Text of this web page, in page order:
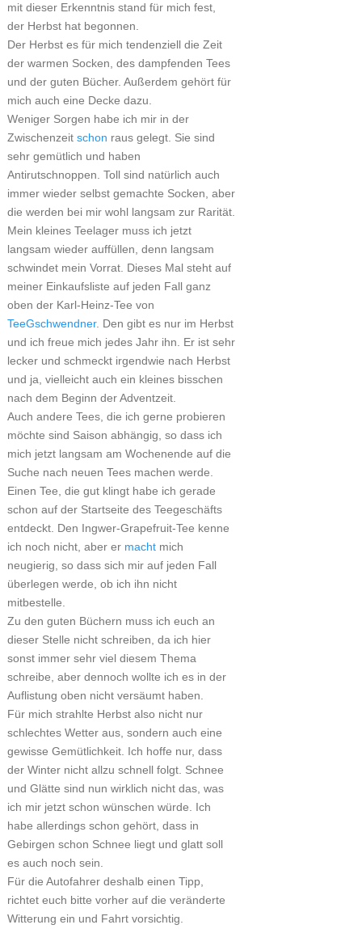
mit dieser Erkenntnis stand für mich fest,
der Herbst hat begonnen.
Der Herbst es für mich tendenziell die Zeit
der warmen Socken, des dampfenden Tees
und der guten Bücher. Außerdem gehört für
mich auch eine Decke dazu.
Weniger Sorgen habe ich mir in der
Zwischenzeit schon raus gelegt. Sie sind
sehr gemütlich und haben
Antirutschnoppen. Toll sind natürlich auch
immer wieder selbst gemachte Socken, aber
die werden bei mir wohl langsam zur Rarität.
Mein kleines Teelager muss ich jetzt
langsam wieder auffüllen, denn langsam
schwindet mein Vorrat. Dieses Mal steht auf
meiner Einkaufsliste auf jeden Fall ganz
oben der Karl-Heinz-Tee von
TeeGschwendner. Den gibt es nur im Herbst
und ich freue mich jedes Jahr ihn. Er ist sehr
lecker und schmeckt irgendwie nach Herbst
und ja, vielleicht auch ein kleines bisschen
nach dem Beginn der Adventzeit.
Auch andere Tees, die ich gerne probieren
möchte sind Saison abhängig, so dass ich
mich jetzt langsam am Wochenende auf die
Suche nach neuen Tees machen werde.
Einen Tee, die gut klingt habe ich gerade
schon auf der Startseite des Teegeschäfts
entdeckt. Den Ingwer-Grapefruit-Tee kenne
ich noch nicht, aber er machtmich
neugierig, so dass sich mir auf jeden Fall
überlegen werde, ob ich ihn nicht
mitbestelle.
Zu den guten Büchern muss ich euch an
dieser Stelle nicht schreiben, da ich hier
sonst immer sehr viel diesem Thema
schreibe, aber dennoch wollte ich es in der
Auflistung oben nicht versäumt haben.
Für mich strahlte Herbst also nicht nur
schlechtes Wetter aus, sondern auch eine
gewisse Gemütlichkeit. Ich hoffe nur, dass
der Winter nicht allzu schnell folgt. Schnee
und Glätte sind nun wirklich nicht das, was
ich mir jetzt schon wünschen würde. Ich
habe allerdings schon gehört, dass in
Gebirgen schon Schnee liegt und glatt soll
es auch noch sein.
Für die Autofahrer deshalb einen Tipp,
richtet euch bitte vorher auf die veränderte
Witterung ein und Fahrt vorsichtig.